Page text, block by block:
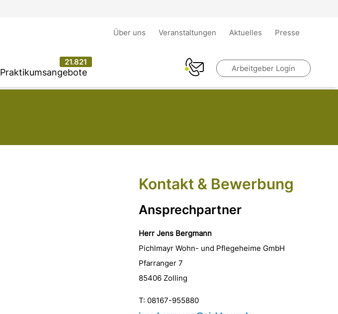
Über uns Veranstaltungen Aktuelles Presse
Praktikumsangebote
21.821
Arbeitgeber Login
Kontakt & Bewerbung
Ansprechpartner
Herr Jens Bergmann
Pichlmayr Wohn- und Pflegeheime GmbH
Pfarranger 7
85406 Zolling
T: 08167-955880